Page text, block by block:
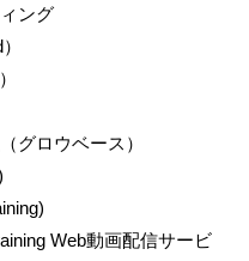
ング
グロウベース）
Web動画配信サービ